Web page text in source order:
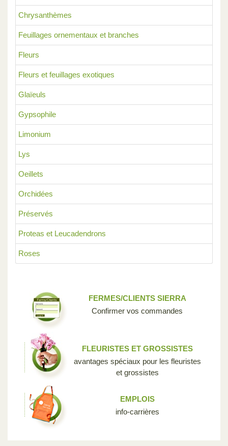
Chrysanthèmes
Feuillages ornementaux et branches
Fleurs
Fleurs et feuillages exotiques
Glaïeuls
Gypsophile
Limonium
Lys
Oeillets
Orchidées
Préservés
Proteas et Leucadendrons
Roses
FERMES/CLIENTS SIERRA
Confirmer vos commandes
FLEURISTES ET GROSSISTES
avantages spéciaux pour les fleuristes
et grossistes
EMPLOIS
info-carrières